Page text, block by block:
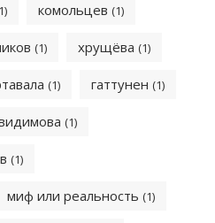
комольцев (1)
(1) хрущёва (1)
(1) гаттунен (1)
(1)
(1)
миф или реальность (1)